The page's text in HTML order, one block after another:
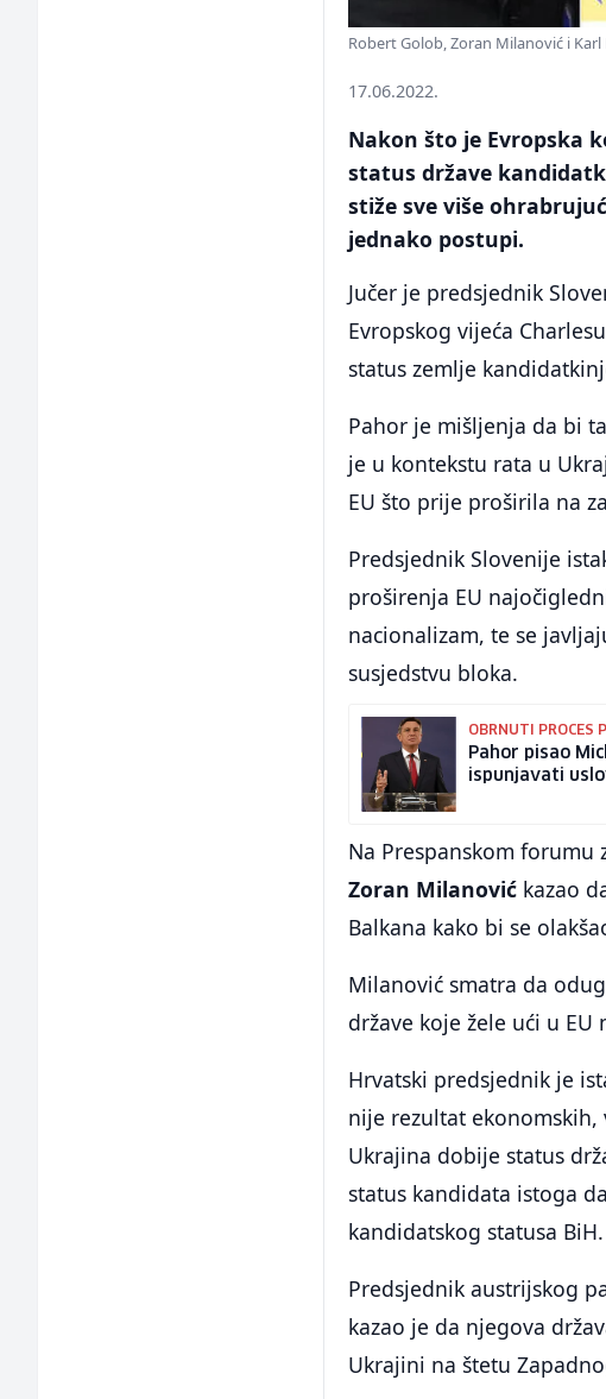
Robert Golob, Zoran Milanović i Karl
17.06.2022.
Nakon što je Evropska
status države
stiže sve više
jednako postupi.
Jučer je predsjednik
Evropskog vijeća
status zemlje
Pahor je mišljenja da bi
je u kontekstu rata u
EU što prije proširila na
Predsjednik Slovenije
proširenja EU
nacionalizam, te se
susjedstvu bloka.
OBRNUTI PROCES
Pahor pisao
ispunjavati
Na Prespanskom
Zoran Milanović kazao
Balkana kako bi se
Milanović smatra da
države koje žele ući u
Hrvatski predsjednik je
nije rezultat
Ukrajina dobije status
status kandidata istoga
kandidatskog statusa BiH.
Predsjednik austrijskog
kazao je da njegova
Ukrajini na štetu